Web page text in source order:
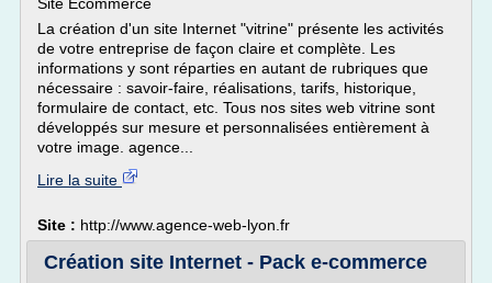
La création d'un site Internet "vitrine" présente les activités
de votre entreprise de façon claire et complète. Les
informations y sont réparties en autant de rubriques que
nécessaire : savoir-faire, réalisations, tarifs, historique,
formulaire de contact, etc. Tous nos sites web vitrine sont
développés sur mesure et personnalisées entièrement à
votre image. agence...
Lire la suite
Site : http://www.agence-web-lyon.fr
Création site Internet - Pack e-commerce